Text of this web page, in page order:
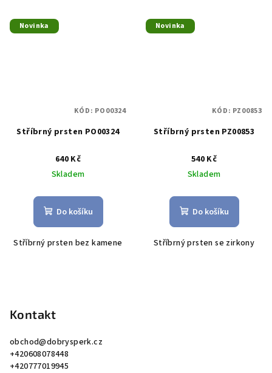
Novinka
Stříbrný prsten PO00324
640 Kč
Skladem
Do košíku
Stříbrný prsten bez kamene
KÓD: PO00324
Novinka
Stříbrný prsten PZ00853
540 Kč
Skladem
Do košíku
Stříbrný prsten se zirkony
KÓD: PZ00853
Kontakt
obchod@dobrysperk.cz
+420608078448
+420777019945